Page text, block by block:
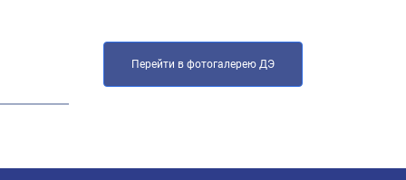
Перейти в фотогалерею ДЭ